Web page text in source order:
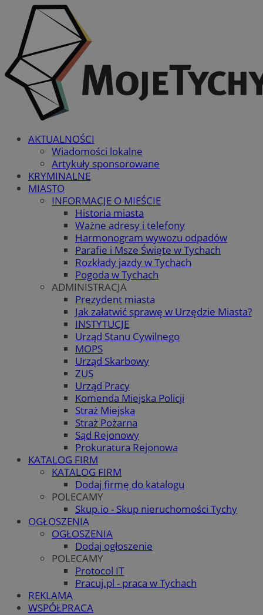
AKTUALNOŚCI
Wiadomości lokalne
Artykuły sponsorowane
KRYMINALNE
MIASTO
INFORMACJE O MIEŚCIE
Historia miasta
Ważne adresy i telefony
Harmonogram wywozu odpadów
Parafie i Msze Święte w Tychach
Rozkłady jazdy w Tychach
Pogoda w Tychach
ADMINISTRACJA
Prezydent miasta
Jak załatwić sprawę w Urzędzie Miasta?
INSTYTUCJE
Urząd Stanu Cywilnego
MOPS
Urząd Skarbowy
ZUS
Urząd Pracy
Komenda Miejska Policji
Straż Miejska
Straż Pożarna
Sąd Rejonowy
Prokuratura Rejonowa
KATALOG FIRM
KATALOG FIRM
Dodaj firmę do katalogu
POLECAMY
Skup.io - Skup nieruchomości Tychy
OGŁOSZENIA
OGŁOSZENIA
Dodaj ogłoszenie
POLECAMY
Protocol IT
Pracuj.pl - praca w Tychach
REKLAMA
WSPÓŁPRACA